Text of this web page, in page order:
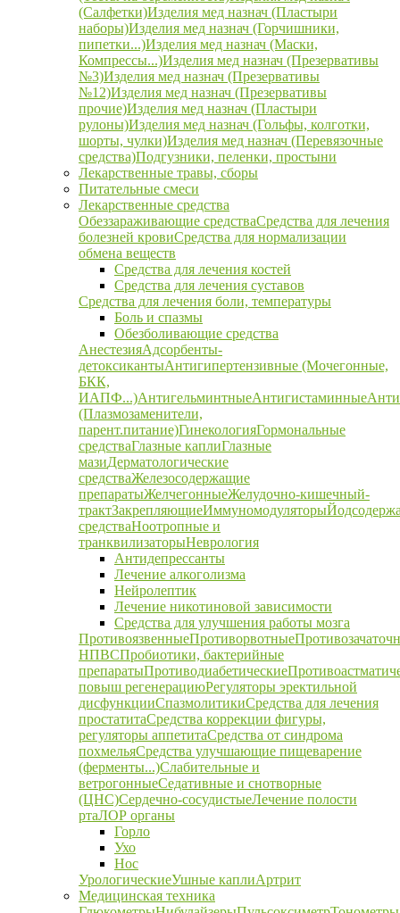
(Салфетки)Изделия мед назнач (Пластыри
наборы)Изделия мед назнач (Горчишники,
пипетки...)Изделия мед назнач (Маски,
Компрессы...)Изделия мед назнач (Презервативы
№3)Изделия мед назнач (Презервативы
№12)Изделия мед назнач (Презервативы
прочие)Изделия мед назнач (Пластыри
рулоны)Изделия мед назнач (Гольфы, колготки,
шорты, чулки)Изделия мед назнач (Перевязочные
средства)Подгузники, пеленки, простыни
Лекарственные травы, сборы
Питательные смеси
Лекарственные средства
Обеззараживающие средстваСредства для лечения
болезней кровиСредства для нормализации
обмена веществ
Средства для лечения костей
Средства для лечения суставов
Средства для лечения боли, температуры
Боль и спазмы
Обезболивающие средства
АнестезияАдсорбенты-
детоксикантыАнтигипертензивные (Мочегонные,
БКК,
ИАПФ...)АнтигельминтныеАнтигистаминные
(Плазмозаменители,
парент.питание)ГинекологияГормональные
средстваГлазные каплиГлазные
мазиДерматологические
средстваЖелезосодержащие
препаратыЖелчегонныеЖелудочно-кишечный-
трактЗакрепляющиеИммуномодуляторы
средстваНоотропные и
транквилизаторыНеврология
Антидепрессанты
Лечение алкоголизма
Нейролептик
Лечение никотиновой зависимости
Средства для улучшения работы мозга
ПротивоязвенныеПротиворвотные
НПВСПробиотики, бактерийные
препаратыПротиводиабетические
повыш регенерациюРегуляторы эректильной
дисфункцииСпазмолитикиСредства для лечения
простатитаСредства коррекции фигуры,
регуляторы аппетитаСредства от синдрома
похмельяСредства улучшающие пищеварение
(ферменты...)Слабительные и
ветрогонныеСедативные и снотворные
(ЦНС)Сердечно-сосудистыеЛечение полости
ртаЛОР органы
Горло
Ухо
Нос
УрологическиеУшные каплиАртрит
Медицинская техника